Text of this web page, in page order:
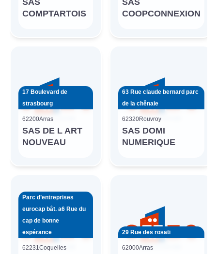
SAS
COMPTARTOIS
SAS
COOPCONNEXION
17 Boulevard de
strasbourg
62200Arras
SAS DE L ART
NOUVEAU
63 Rue claude bernard parc
de la chênaie
62320Rouvroy
SAS DOMI
NUMERIQUE
Parc d’entreprises
eurocap bât. a6 Rue du
cap de bonne
espérance
62231Coquelles
29 Rue des rosati
62000Arras